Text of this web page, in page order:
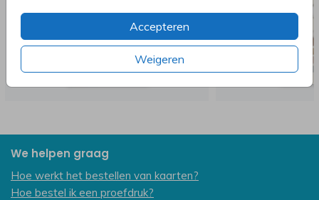
Accepteren
Weigeren
We helpen graag
Hoe werkt het bestellen van kaarten?
Hoe bestel ik een proefdruk?